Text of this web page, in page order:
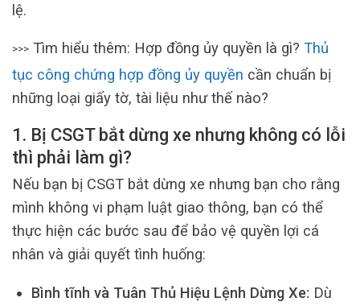
lệ.
>>> Tìm hiểu thêm: Hợp đồng ủy quyền là gì? Thủ
tục công chứng hợp đồng ủy quyền cần chuẩn bị
những loại giấy tờ, tài liệu như thế nào?
1. Bị CSGT bắt dừng xe nhưng không có lỗi
thì phải làm gì?
Nếu bạn bị CSGT bắt dừng xe nhưng bạn cho rằng
mình không vi phạm luật giao thông, bạn có thể
thực hiện các bước sau để bảo vệ quyền lợi cá
nhân và giải quyết tình huống:
Bình tĩnh và Tuân Thủ Hiệu Lệnh Dừng Xe: Dù